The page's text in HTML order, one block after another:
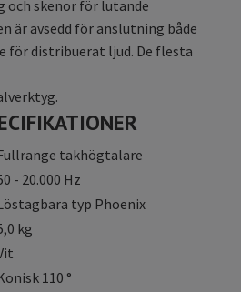
och skenor för lutande
är avsedd för anslutning både
för distribuerat ljud. De flesta
takhögtalare
- 20.000 Hz
typ Phoenix
kg
110 °